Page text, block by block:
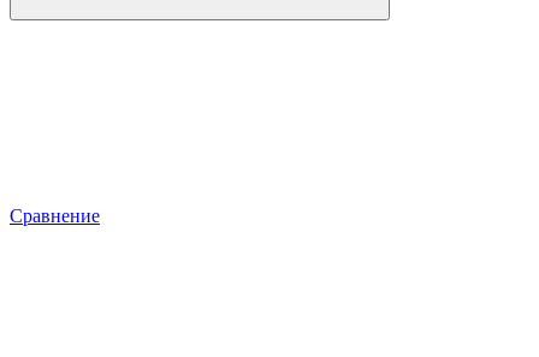
Сравнение